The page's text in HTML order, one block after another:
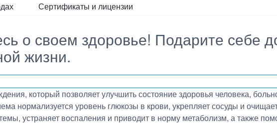
Сертификаты и лицензии
о своем здоровье! Подарите себе
жизни.
который позволяет улучшить состояние здоровья человека,
нормализуется уровень глюкозы в крови, укрепляет сосуды и
устраняет воспаления и приводит в норму метаболизм, а также